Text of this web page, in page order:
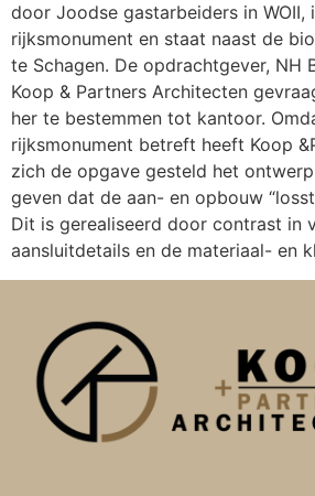
door Joodse gastarbeiders in WOII,
rijksmonument en staat naast de
te Schagen. De opdrachtgever, NH
Koop & Partners Architecten
her te bestemmen tot kantoor.
rijksmonument betreft heeft Koop
zich de opgave gesteld het
geven dat de aan- en opbouw
Dit is gerealiseerd door contrast in
aansluitdetails en de materiaal- en